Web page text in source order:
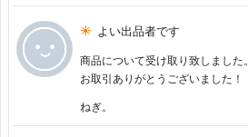
よい出品者です
商品について受け取り致しました。
お取引ありがとうございました！
ねぎ。